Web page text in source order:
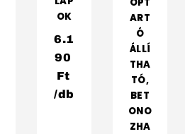
OK
6.1
90
Ft
/db
ART
Ó
ÁLLÍ
THA
TÓ,
BET
ONO
ZHA